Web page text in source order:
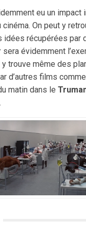
eu un impact
cinéma. On peut y
idées récupérées par
sera évidemment
y trouve même des
d’autres films
matin dans le
.